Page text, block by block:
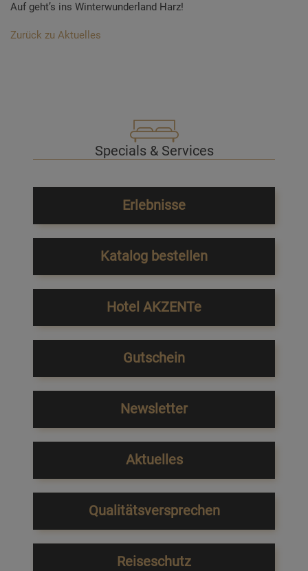
Auf geht’s ins Winterwunderland Harz!
Zurück zu Aktuelles
Specials & Services
Erlebnisse
Katalog bestellen
Hotel AKZENTe
Gutschein
Newsletter
Aktuelles
Qualitätsversprechen
Reiseschutz